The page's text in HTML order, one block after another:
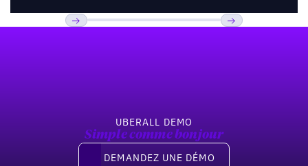
UBERALL DEMO
Simple comme bonjour
Demandez une démo
DEMANDEZ UNE DÉMO